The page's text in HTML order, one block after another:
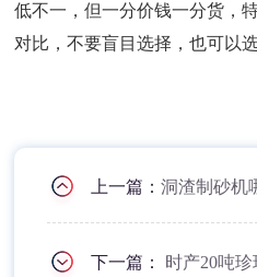
低不一，但一分价钱一分货，
对比，不要盲目选择，也可以
上一篇：洞渣制砂机
下一篇： 时产20吨